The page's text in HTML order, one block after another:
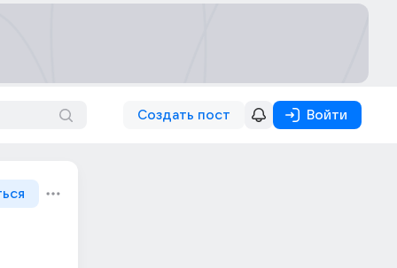
Создать пост Войти